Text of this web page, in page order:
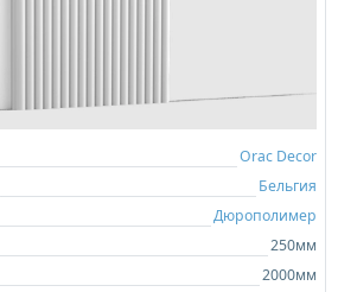
Orac Decor
Бельгия
Дюрополимер
250мм
2000мм